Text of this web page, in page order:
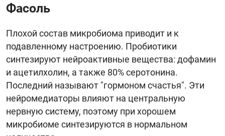
Фасоль
Плохой состав микробиома приводит и к
подавленному настроению. Пробиотики
синтезируют нейроактивные вещества: дофамин
и ацетилхолин, а также 80% серотонина.
Последний называют "гормоном счастья". Эти
нейромедиаторы влияют на центральную
нервную систему, поэтому при хорошем
микробиоме синтезируются в нормальном